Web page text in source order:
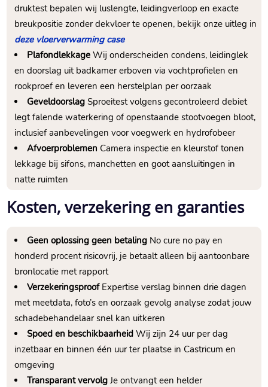
druktest bepalen wij luslengte, leidingverloop en exacte
breukpositie zonder dekvloer te openen, bekijk onze uitleg in
deze vloerverwarming case
Plafondlekkage Wij onderscheiden condens, leidinglek
en doorslag uit badkamer erboven via vochtprofielen en
rookproef en leveren een herstelplan per oorzaak
Geveldoorslag Sproeitest volgens gecontroleerd debiet
legt falende waterkering of openstaande stootvoegen bloot,
inclusief aanbevelingen voor voegwerk en hydrofobeer
Afvoerproblemen Camera inspectie en kleurstof tonen
lekkage bij sifons, manchetten en goot aansluitingen in
natte ruimten
Kosten, verzekering en garanties
Geen oplossing geen betaling No cure no pay en
honderd procent risicovrij, je betaalt alleen bij aantoonbare
bronlocatie met rapport
VerzekeringsproofExpertise verslag binnen drie dagen
met meetdata, foto’s en oorzaak gevolg analyse zodat jouw
schadebehandelaar snel kan uitkeren
Spoed en beschikbaarheid Wij zijn 24 uur per dag
inzetbaar en binnen één uur ter plaatse in Castricum en
omgeving
Transparant vervolg Je ontvangt een helder